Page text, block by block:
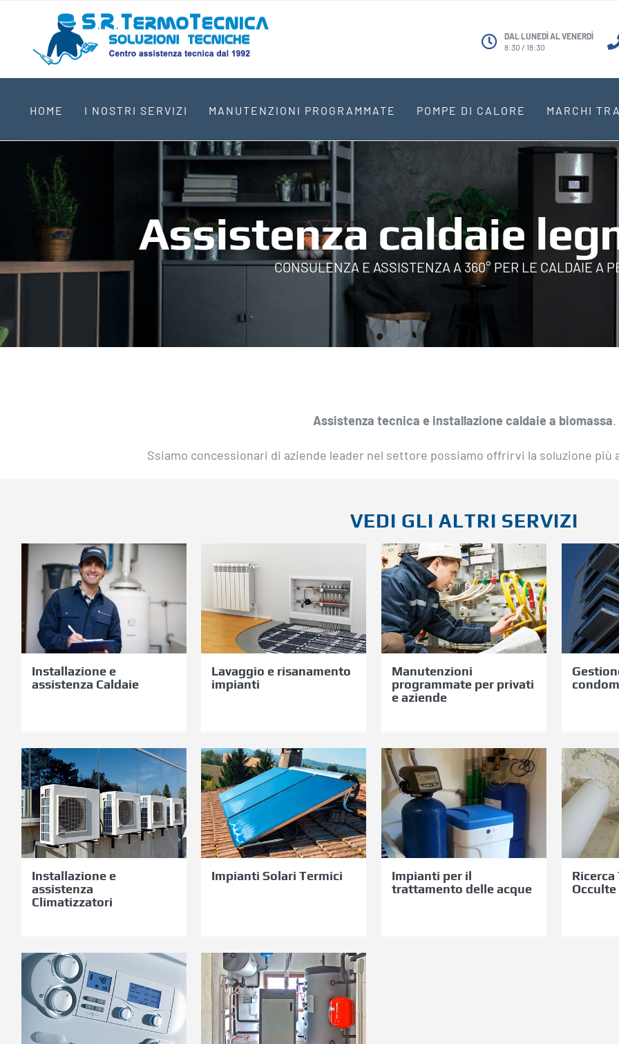
content
DAL LUNEDÌ AL VENERDÌ
8:30 / 18:30
HOME I NOSTRI SERVIZI MANUTENZIONI PROGRAMMATE POMPE DI CALORE MARCHI
Assistenza caldaie
CONSULENZA E ASSISTENZA A 360° PER LE CALDAIE A
Assistenza tecnica e installazione caldaie a biomassa.
Ssiamo concessionari di aziende leader nel settore possiamo offrirvi la soluzione più
VEDI GLI ALTRI SERVIZI
Installazione
e assistenza
Caldaie
Installazione e
assistenza Caldaie
Lavaggio e
risanamento
impianti
Lavaggio e risanamento
impianti
Manutenzioni
programmate
per privati e
aziende
Manutenzioni
programmate per privati
e aziende
Installazione
e assistenza
Climatizzatori
Installazione e
assistenza
Climatizzatori
Impianti
Solari Termici
Impianti Solari Termici
Impianti per
il
trattamento
delle acque
Impianti per il
trattamento delle acque
Occulte
Contratti di
manutenzioni
Assistenza
caldaie
legna/pellet